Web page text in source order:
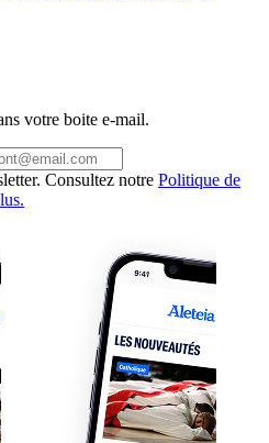
votre boite e-mail.
Consultez notre Politique de